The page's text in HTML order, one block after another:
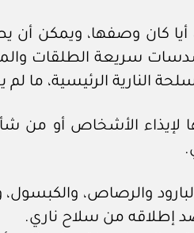
أيا كان وصفها، ويمكن
سريعة الطلقات
النارية
لإيذاء الأشخاص أو من
والرصاص،
إطلاقه من سلاح ناري.